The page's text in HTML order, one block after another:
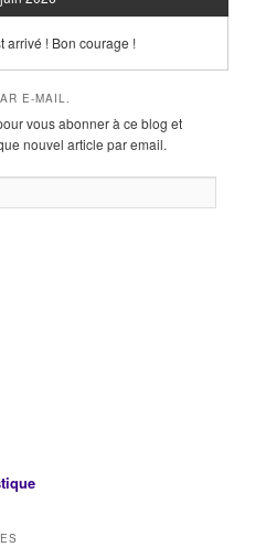
arrivé ! Bon courage !
E-MAIL.
vous abonner à ce blog et
nouvel article par email.